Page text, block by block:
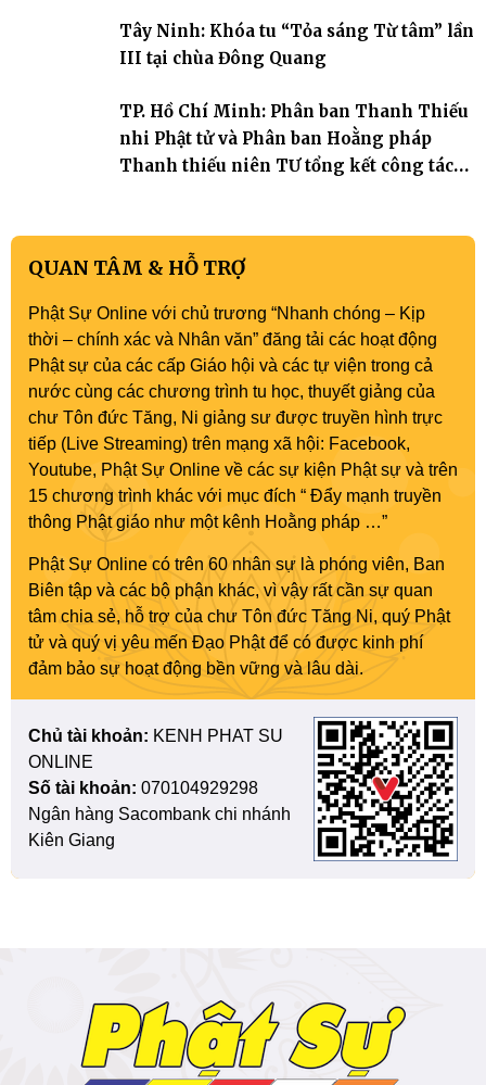
Tây Ninh: Khóa tu “Tỏa sáng Từ tâm” lần
III tại chùa Đông Quang
TP. Hồ Chí Minh: Phân ban Thanh Thiếu
nhi Phật tử và Phân ban Hoằng pháp
Thanh thiếu niên TƯ tổng kết công tác
QUAN TÂM & HỖ TRỢ
Phật Sự Online với chủ trương “Nhanh chóng – Kịp
thời – chính xác và Nhân văn” đăng tải các hoạt động
Phật sự của các cấp Giáo hội và các tự viện trong cả
nước cùng các chương trình tu học, thuyết giảng của
chư Tôn đức Tăng, Ni giảng sư được truyền hình trực
tiếp (Live Streaming) trên mạng xã hội: Facebook,
Youtube, Phật Sự Online về các sự kiện Phật sự và trên
15 chương trình khác với mục đích “ Đẩy mạnh truyền
thông Phật giáo như một kênh Hoằng pháp …”
Phật Sự Online có trên 60 nhân sự là phóng viên, Ban
Biên tập và các bộ phận khác, vì vậy rất cần sự quan
tâm chia sẻ, hỗ trợ của chư Tôn đức Tăng Ni, quý Phật
tử và quý vị yêu mến Đạo Phật để có được kinh phí
đảm bảo sự hoạt động bền vững và lâu dài.
Chủ tài khoản: KENH PHAT SU
ONLINE
Số tài khoản: 070104929298
Ngân hàng Sacombank chi nhánh
Kiên Giang